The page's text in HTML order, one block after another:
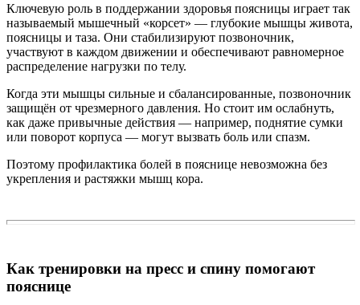
Ключевую роль в поддержании здоровья поясницы играет так
называемый мышечный «корсет» — глубокие мышцы живота,
поясницы и таза. Они стабилизируют позвоночник,
участвуют в каждом движении и обеспечивают равномерное
распределение нагрузки по телу.
Когда эти мышцы сильные и сбалансированные, позвоночник
защищён от чрезмерного давления. Но стоит им ослабнуть,
как даже привычные действия — например, поднятие сумки
или поворот корпуса — могут вызвать боль или спазм.
Поэтому профилактика болей в пояснице невозможна без
укрепления и растяжки мышц кора.
Как тренировки на пресс и спину помогают
пояснице